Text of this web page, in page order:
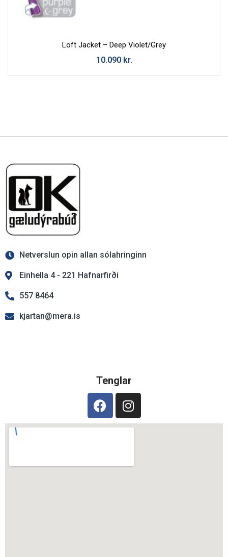
Loft Jacket – Deep Violet/Grey
10.090 kr.
Netverslun opin allan sólahringinn
Einhella 4 - 221 Hafnarfirði
557 8464
kjartan@mera.is
Tenglar